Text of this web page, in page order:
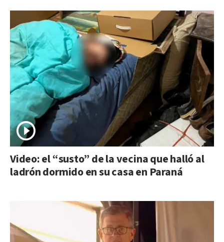
Video: el “susto” de la vecina que halló al
ladrón dormido en su casa en Paraná